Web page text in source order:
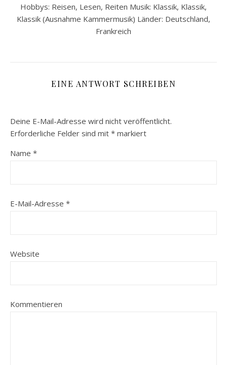
Hobbys: Reisen, Lesen, Reiten Musik: Klassik, Klassik,
Klassik (Ausnahme Kammermusik) Länder: Deutschland,
Frankreich
EINE ANTWORT SCHREIBEN
Deine E-Mail-Adresse wird nicht veröffentlicht.
Erforderliche Felder sind mit * markiert
Name *
E-Mail-Adresse *
Website
Kommentieren